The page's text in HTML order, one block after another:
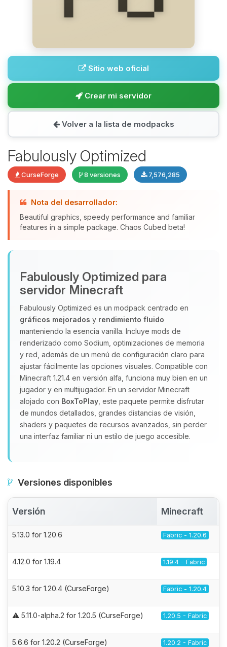
Sitio web oficial
Crear mi servidor
Volver a la lista de modpacks
Fabulously Optimized
CurseForge 8 versiones 7,576,285
Nota del desarrollador:
Beautiful graphics, speedy performance and familiar
features in a simple package. Chaos Cubed beta!
Fabulously Optimized para
servidor Minecraft
Fabulously Optimized es un modpack centrado en
gráficos mejorados y rendimiento fluido
manteniendo la esencia vanilla. Incluye mods de
renderizado como Sodium, optimizaciones de memoria
y red, además de un menú de configuración claro para
ajustar fácilmente las opciones visuales. Compatible con
Minecraft 1.21.4 en versión alfa, funciona muy bien en un
jugador y en multijugador. En un servidor Minecraft
alojado con BoxToPlay , este paquete permite disfrutar
de mundos detallados, grandes distancias de visión,
shaders y paquetes de recursos avanzados, sin perder
una interfaz familiar ni un estilo de juego accesible.
Versiones disponibles
Versión Minecraft
5.13.0 for 1.20.6 Fabric - 1.20.6
4.12.0 for 1.19.4 1.19.4 - Fabric
5.10.3 for 1.20.4 (CurseForge) Fabric - 1.20.4
⚠️ 5.11.0-alpha.2 for 1.20.5 (CurseForge) 1.20.5 - Fabric
5.6.6 for 1.20.2 (CurseForge) 1.20.2 - Fabric
que necesitas y moveré mis
pequenos circuitos para ayudarte.